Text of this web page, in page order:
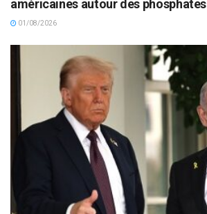
américaines autour des phosphates
01/08/2026